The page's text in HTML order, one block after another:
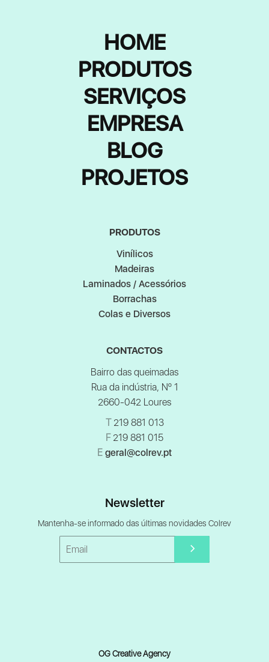
HOME
PRODUTOS
SERVIÇOS
EMPRESA
BLOG
PROJETOS
PRODUTOS
Vinílicos
Madeiras
Laminados / Acessórios
Borrachas
Colas e Diversos
CONTACTOS
Bairro das queimadas
Rua da indústria, Nº 1
2660-042 Loures
T219 881 013
F219 881 015
E geral@colrev.pt
Newsletter
Mantenha-se informado das últimas novidades Colrev
OG Creative Agency